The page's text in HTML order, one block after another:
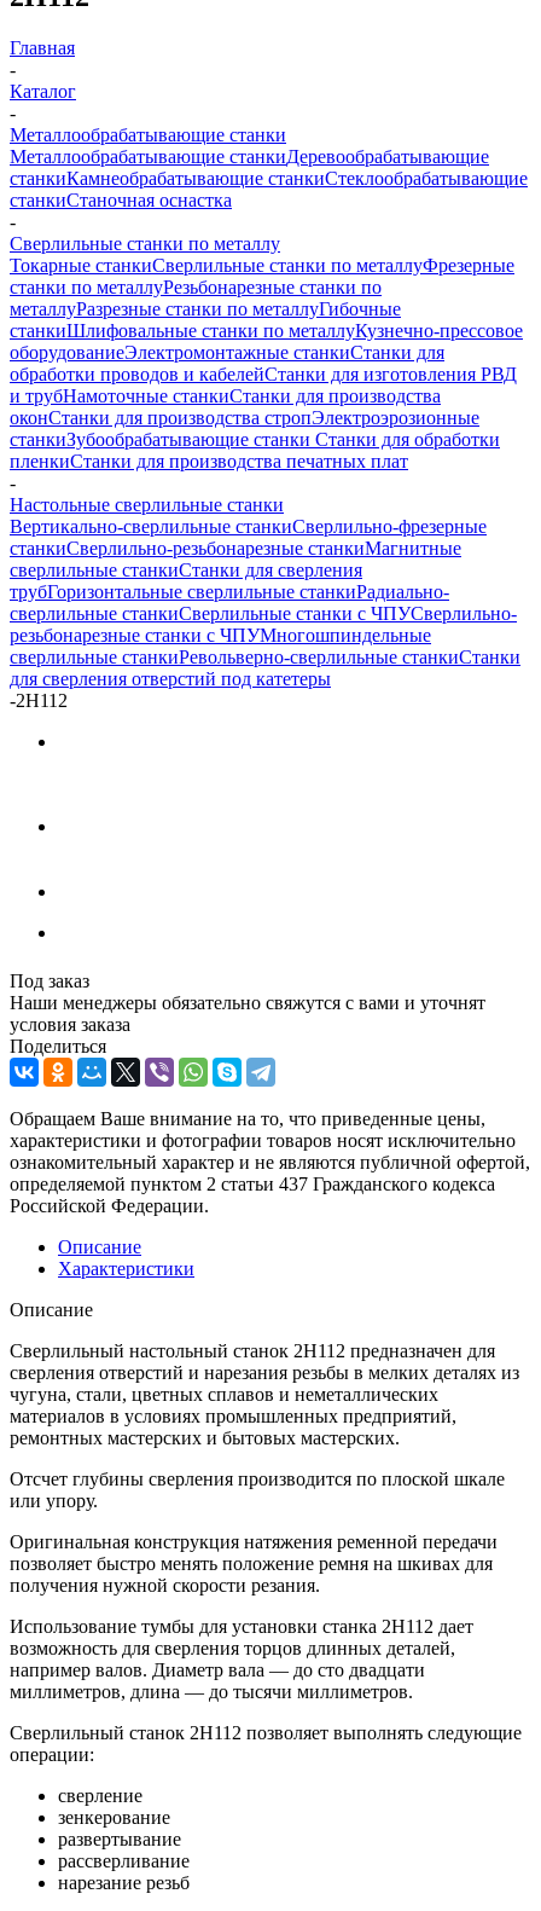
Главная
-
Каталог
-
Металлообрабатывающие станки
Металлообрабатывающие станкиДеревообрабатывающие
станкиКамнеобрабатывающие станкиСтеклообрабатывающие
станкиСтаночная оснастка
-
Сверлильные станки по металлу
Токарные станкиСверлильные станки по металлуФрезерные
станки по металлуРезьбонарезные станки по
металлуРазрезные станки по металлуГибочные
станкиШлифовальные станки по металлуКузнечно-прессовое
оборудованиеЭлектромонтажные станкиСтанки для
обработки проводов и кабелейСтанки для изготовления РВД
и трубНамоточные станкиСтанки для производства
оконСтанки для производства стропЭлектроэрозионные
станкиЗубообрабатывающие станки Станки для обработки
пленкиСтанки для производства печатных плат
-
Настольные сверлильные станки
Вертикально-сверлильные станкиСверлильно-фрезерные
станкиСверлильно-резьбонарезные станкиМагнитные
сверлильные станкиСтанки для сверления
трубГоризонтальные сверлильные станкиРадиально-
сверлильные станкиСверлильные станки с ЧПУСверлильно-
резьбонарезные станки с ЧПУМногошпиндельные
сверлильные станкиРевольверно-сверлильные станкиСтанки
для сверления отверстий под катетеры
-2Н112
Под заказ
Наши менеджеры обязательно свяжутся с вами и уточнят
условия заказа
Поделиться
Обращаем Ваше внимание на то, что приведенные цены,
характеристики и фотографии товаров носят исключительно
ознакомительный характер и не являются публичной офертой,
определяемой пунктом 2 статьи 437 Гражданского кодекса
Российской Федерации.
Описание
Характеристики
Описание
Сверлильный настольный станок 2Н112 предназначен для
сверления отверстий и нарезания резьбы в мелких деталях из
чугуна, стали, цветных сплавов и неметаллических
материалов в условиях промышленных предприятий,
ремонтных мастерских и бытовых мастерских.
Отсчет глубины сверления производится по плоской шкале
или упору.
Оригинальная конструкция натяжения ременной передачи
позволяет быстро менять положение ремня на шкивах для
получения нужной скорости резания.
Использование тумбы для установки станка 2Н112 дает
возможность для сверления торцов длинных деталей,
например валов. Диаметр вала — до сто двадцати
миллиметров, длина — до тысячи миллиметров.
Сверлильный станок 2Н112 позволяет выполнять следующие
операции:
сверление
зенкерование
развертывание
рассверливание
нарезание резьб